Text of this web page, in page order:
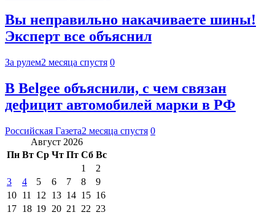
Вы неправильно накачиваете шины!
Эксперт все объяснил
За рулем2 месяца спустя 0
В Belgee объяснили, с чем связан
дефицит автомобилей марки в РФ
Российская Газета2 месяца спустя 0
Август 2026
Пн Вт Ср Чт Пт Сб Вс
1
2
3
4 5 6 7 8
9
10 11 12 13 14 15 16
17 18 19 20 21 22 23